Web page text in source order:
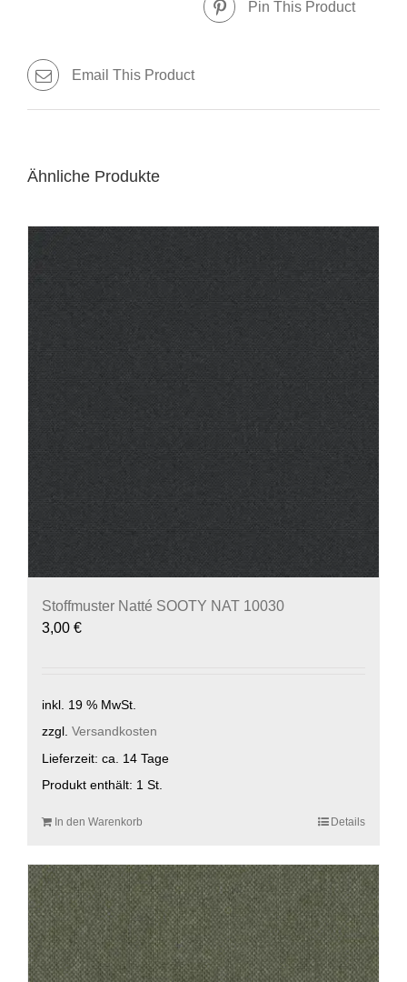
Pin This Product
Email This Product
Ähnliche Produkte
Stoffmuster Natté SOOTY NAT 10030
3,00 €
inkl. 19 % MwSt.
zzgl. Versandkosten
Lieferzeit: ca. 14 Tage
Produkt enthält: 1 St.
In den Warenkorb Details